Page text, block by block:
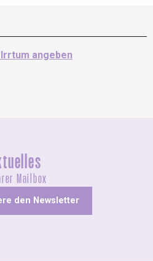
Irrtum angeben
Mailbox
den Newsletter